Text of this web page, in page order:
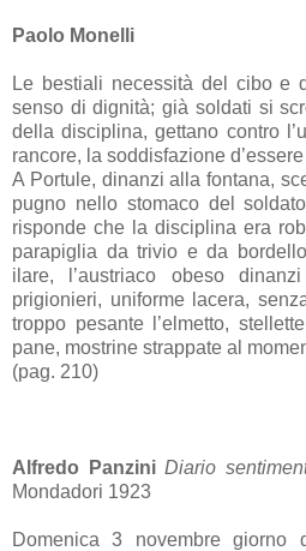
Paolo Monelli
Le bestiali necessità del cibo e
senso di dignità; già soldati si
della disciplina, gettano contro
rancore, la soddisfazione
A Portule, dinanzi alla fontana,
pugno nello stomaco del
risponde che la disciplina era
parapiglia da trivio e da
ilare, l’austriaco obeso
prigionieri, uniforme lacera,
troppo pesante l’elmetto,
pane, mostrine strappate al
(pag. 210)
Alfredo Panzini Diario
Mondadori 1923
Domenica 3 novembre giorno